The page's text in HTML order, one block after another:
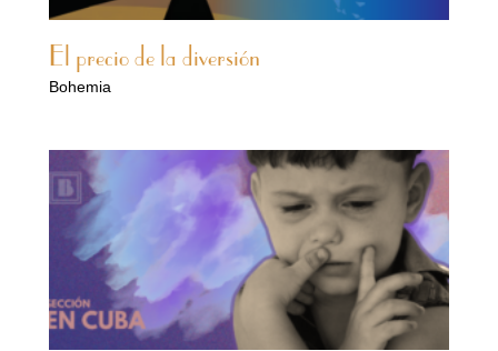
El precio de la diversión
Bohemia